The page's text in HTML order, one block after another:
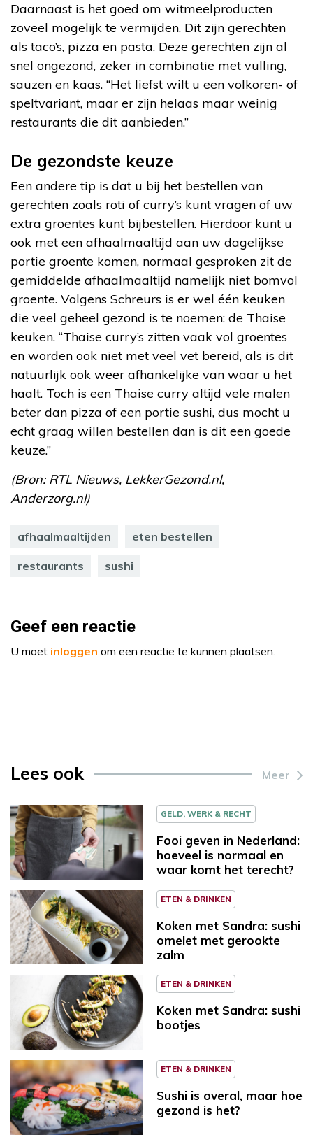
Daarnaast is het goed om witmeelproducten
zoveel mogelijk te vermijden. Dit zijn gerechten
als taco’s, pizza en pasta. Deze gerechten zijn al
snel ongezond, zeker in combinatie met vulling,
sauzen en kaas. “Het liefst wilt u een volkoren- of
speltvariant, maar er zijn helaas maar weinig
restaurants die dit aanbieden.”
De gezondste keuze
Een andere tip is dat u bij het bestellen van
gerechten zoals roti of curry’s kunt vragen of uw
extra groentes kunt bijbestellen. Hierdoor kunt u
ook met een afhaalmaaltijd aan uw dagelijkse
portie groente komen, normaal gesproken zit de
gemiddelde afhaalmaaltijd namelijk niet bomvol
groente. Volgens Schreurs is er wel één keuken
die veel geheel gezond is te noemen: de Thaise
keuken. “Thaise curry’s zitten vaak vol groentes
en worden ook niet met veel vet bereid, als is dit
natuurlijk ook weer afhankelijke van waar u het
haalt. Toch is een Thaise curry altijd vele malen
beter dan pizza of een portie sushi, dus mocht u
echt graag willen bestellen dan is dit een goede
keuze.”
(Bron: RTL Nieuws, LekkerGezond.nl,
Anderzorg.nl)
afhaalmaaltijden eten bestellen
restaurants sushi
Geef een reactie
U moet inloggen om een reactie te kunnen plaatsen.
Lees ook Meer
GELD, WERK & RECHT
Fooi geven in Nederland:
hoeveel is normaal en
waar komt het terecht?
ETEN & DRINKEN
Koken met Sandra: sushi
omelet met gerookte
zalm
ETEN & DRINKEN
Koken met Sandra: sushi
bootjes
ETEN & DRINKEN
Sushi is overal, maar hoe
gezond is het?